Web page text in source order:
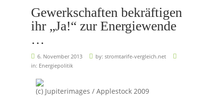
Gewerkschaften bekräftigen
ihr „Ja!“ zur Energiewende
…
6. November 2013 by: stromtarife-vergleich.net
in: Energiepolitik
(c) Jupiterimages / Applestock 2009